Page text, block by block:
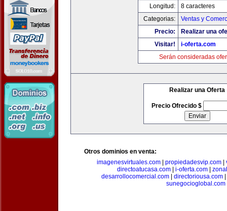
Longitud:
8 caracteres
Categorias:
Ventas y
Precio:
Realizar una
Visitar!
i-oferta.com
Serán consideradas
Realizar una Oferta
Precio Ofrecido $
Otros dominios en venta:
imagenesvirtuales.com| propiedadesvip.com|
directoatucasa.com| i-oferta.com|
desarrollocomercial.com
directoriousa.com
sunegocioglobal.com